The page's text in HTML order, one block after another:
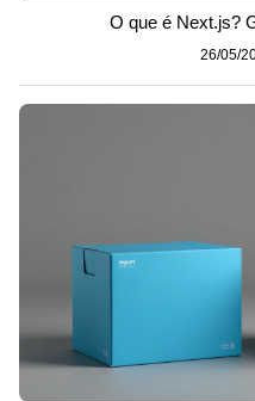
O que é Next.js?
26/05/